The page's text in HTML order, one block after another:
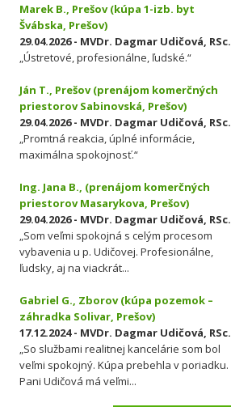
Marek B., Prešov (kúpa 1-izb. byt
Švábska, Prešov)
29.04.2026 - MVDr. Dagmar Udičová, RSc.
„Ústretové, profesionálne, ľudské.“
Ján T., Prešov (prenájom komerčných
priestorov Sabinovská, Prešov)
29.04.2026 - MVDr. Dagmar Udičová, RSc.
„Promtná reakcia, úplné informácie,
maximálna spokojnosť.“
Ing. Jana B., (prenájom komerčných
priestorov Masarykova, Prešov)
29.04.2026 - MVDr. Dagmar Udičová, RSc.
„Som veľmi spokojná s celým procesom
vybavenia u p. Udičovej. Profesionálne,
ľudsky, aj na viackrát...
Gabriel G., Zborov (kúpa pozemok –
záhradka Solivar, Prešov)
17.12.2024 - MVDr. Dagmar Udičová, RSc.
„So službami realitnej kancelárie som bol
veľmi spokojný. Kúpa prebehla v poriadku.
Pani Udičová má veľmi...